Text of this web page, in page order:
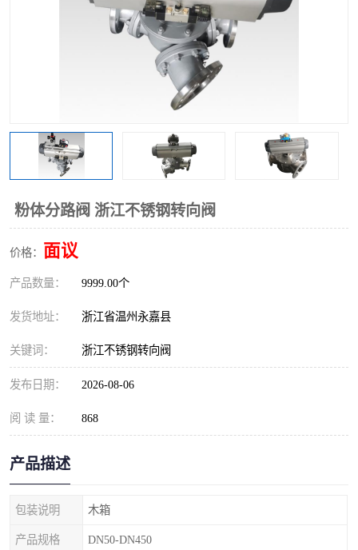
粉体分路阀 浙江不锈钢转向阀
价格： 面议
产品数量： 9999.00个
发货地址： 浙江省温州永嘉县
关键词： 浙江不锈钢转向阀
发布日期： 2026-08-06
阅 读 量： 868
产品描述
包装说明 木箱
产品规格 DN50-DN450
Y型球阀
气动球阀
Y型分路阀
粉体分路阀
管道换向器